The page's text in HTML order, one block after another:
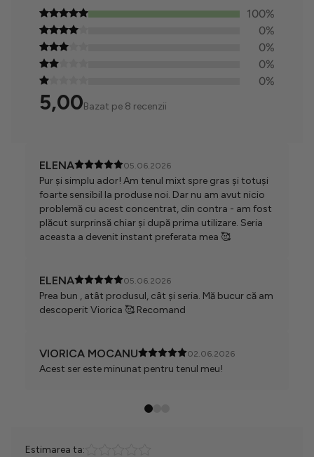
100%
0%
0%
0%
0%
5,00Bazat pe 8 recenzii
ELENA 05.06.2026
Pur și simplu ador! Am tenul mixt spre gras și totuși
foarte sensibil la produse noi. Dar nu am avut nicio
problemă cu acest concentrat, din contra - am fost
plăcut surprinsă chiar și după prima utilizare. Seria
aceasta a devenit instant preferata mea 🥰
ELENA 05.06.2026
Prea bun , atât produsul, cât și seria. Mă bucur că am
descoperit Viorica 🥰 Recomand
VIORICA MOCANU 02.06.2026
Acest ser este minunat pentru tenul meu!
Estimarea ta: